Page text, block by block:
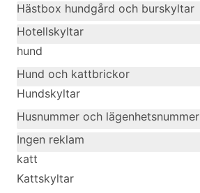
Hästbox hundgård och burskyltar
Hotellskyltar
hund
Hund och kattbrickor
Hundskyltar
Husnummer och lägenhetsnummer
Ingen reklam
katt
Kattskyltar